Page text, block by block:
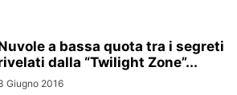
a bassa quota tra i segreti
dalla “Twilight Zone”...
Giugno 2016